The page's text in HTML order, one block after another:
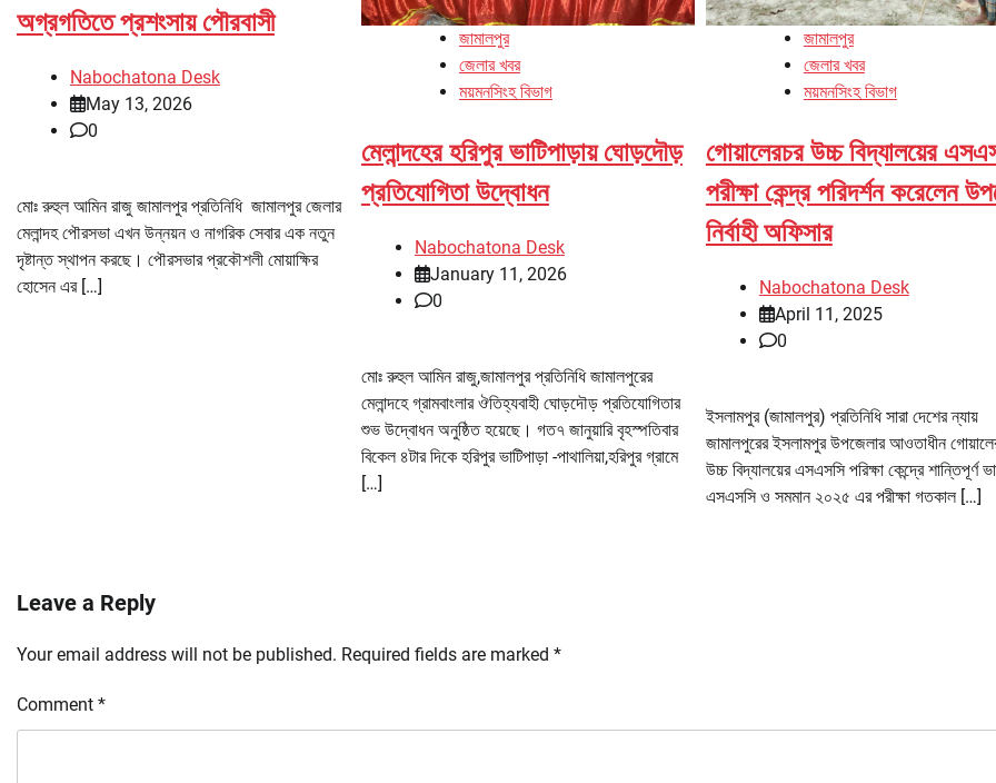
অগ্রগতিতে প্রশংসায় পৌরবাসী
Nabochatona Desk
May 13, 2026
0
মোঃ রুহুল আমিন রাজু জামালপুর প্রতিনিধি জামালপুর জেলার
মেলান্দহ পৌরসভা এখন উন্নয়ন ও নাগরিক সেবার এক নতুন
দৃষ্টান্ত স্থাপন করছে। পৌরসভার প্রকৌশলী মোয়াক্ষির
হোসেন এর […]
জামালপুর
জেলার খবর
ময়মনসিংহ বিভাগ
মেলান্দহের হরিপুর ভাটিপাড়ায় ঘোড়দৌড়
প্রতিযোগিতা উদ্বোধন
Nabochatona Desk
January 11, 2026
0
মোঃ রুহুল আমিন রাজু,জামালপুর প্রতিনিধি জামালপুরের
মেলান্দহে গ্রামবাংলার ঔতিহ্যবাহী ঘোড়দৌড় প্রতিযোগিতার
শুভ উদ্বোধন অনুষ্ঠিত হয়েছে। গত৭ জানুয়ারি বৃহস্পতিবার
বিকেল ৪টার দিকে হরিপুর ভাটিপাড়া -পাথালিয়া,হরিপুর গ্রামে
[…]
জামালপুর
জেলার খবর
ময়মনসিংহ বিভাগ
গোয়ালেরচর উচ্চ বিদ্যালয়ের
পরীক্ষা কেন্দ্র পরিদর্শন করেলেন
নির্বাহী অফিসার
Nabochatona Desk
April 11, 2025
0
ইসলামপুর (জামালপুর) প্রতিনিধি সারা দেশের ন্যায়
জামালপুরের ইসলামপুর উপজেলার আওতাধীন
উচ্চ বিদ্যালয়ের এসএসসি পরিক্ষা কেন্দ্রে শান্তিপূর্ণ
এসএসসি ও সমমান ২০২৫ এর পরীক্ষা গতকাল […]
Leave a Reply
Your email address will not be published. Required fields are marked *
Comment *